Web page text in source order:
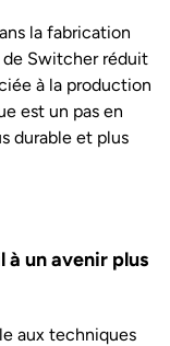
la fabrication
Switcher réduit
à la production
est un pas en
durable et plus
un avenir plus
aux techniques